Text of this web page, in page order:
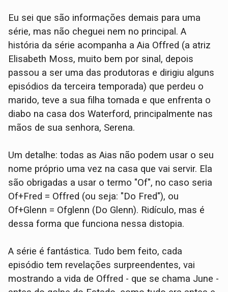
Eu sei que são informações demais para uma
série, mas não cheguei nem no principal. A
história da série acompanha a Aia Offred (a atriz
Elisabeth Moss, muito bem por sinal, depois
passou a ser uma das produtoras e dirigiu alguns
episódios da terceira temporada) que perdeu o
marido, teve a sua filha tomada e que enfrenta o
diabo na casa dos Waterford, principalmente nas
mãos de sua senhora, Serena.
Um detalhe: todas as Aias não podem usar o seu
nome próprio uma vez na casa que vai servir. Ela
são obrigadas a usar o termo "Of", no caso seria
Of+Fred = Offred (ou seja: "Do Fred"), ou
Of+Glenn = Ofglenn (Do Glenn). Ridículo, mas é
dessa forma que funciona nessa distopia.
A série é fantástica. Tudo bem feito, cada
episódio tem revelações surpreendentes, vai
mostrando a vida de Offred - que se chama June -